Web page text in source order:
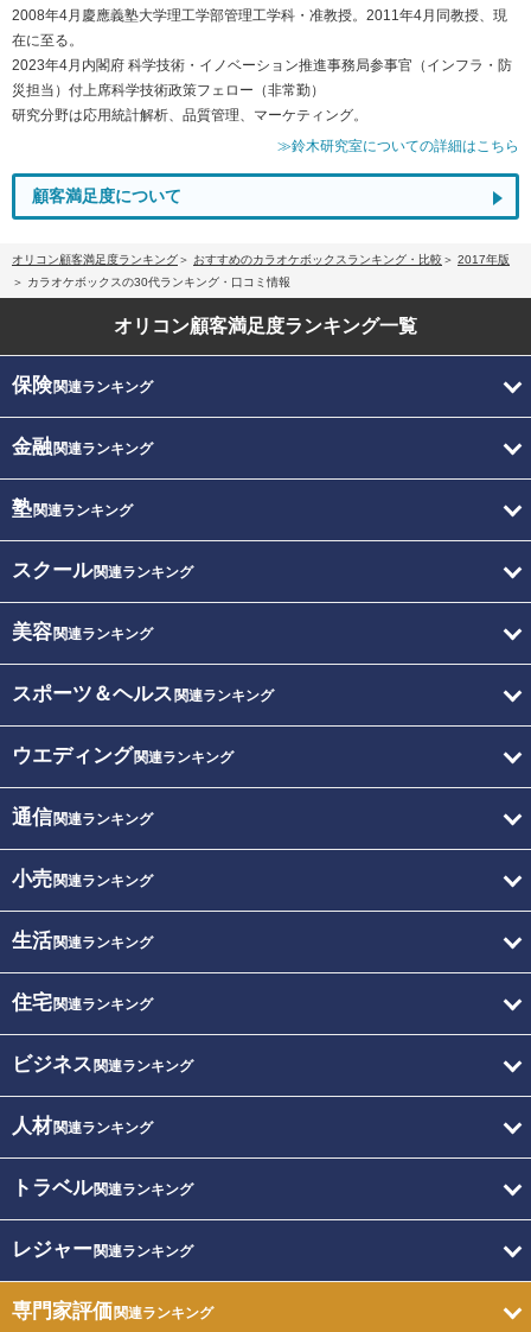
2008年4月慶應義塾大学理工学部管理工学科・准教授。2011年4月同教授、現
在に至る。
2023年4月内閣府 科学技術・イノベーション推進事務局参事官（インフラ・防
災担当）付上席科学技術政策フェロー（非常勤）
研究分野は応用統計解析、品質管理、マーケティング。
≫鈴木研究室についての詳細はこちら
顧客満足度について
オリコン顧客満足度ランキング おすすめのカラオケボックスランキング・比較
2017年版
カラオケボックスの30代ランキング・口コミ情報
オリコン顧客満足度ランキング一覧
保険関連ランキング
金融関連ランキング
塾関連ランキング
スクール関連ランキング
美容関連ランキング
スポーツ＆ヘルス 関連ランキング
ウエディング関連ランキング
通信関連ランキング
小売関連ランキング
生活関連ランキング
住宅関連ランキング
ビジネス 関連ランキング
人材関連ランキング
トラベル関連ランキング
レジャー関連ランキング
専門家評価関連ランキング